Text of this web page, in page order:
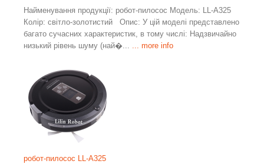
Найменування продукції: робот-пилосос Модель: LL-A325
Колір: світло-золотистий Опис: У цій моделі представлено
багато сучасних характеристик, в тому числі: Надзвичайно
низький рівень шуму (най�...
... more info
робот-пилосос LL-A325